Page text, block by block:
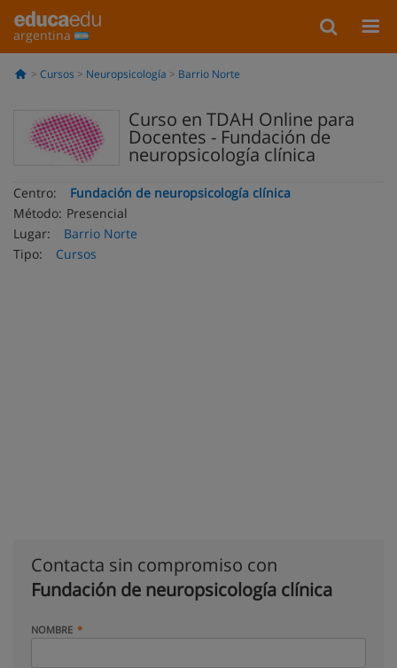
argentina
Cursos Neuropsicología Barrio Norte
Curso en TDAH Online para
Docentes - Fundación de
neuropsicología clínica
Centro:
Fundación de neuropsicología clínica
Método: Presencial
Lugar:
Barrio Norte
Tipo:
Cursos
Contacta sin compromiso con
Fundación de neuropsicología clínica
NOMBRE